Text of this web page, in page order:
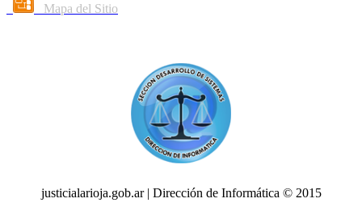
Mapa del Sitio
justicialarioja.gob.ar | Dirección de Informática © 2015